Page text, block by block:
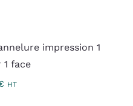
impression 1
face
HT